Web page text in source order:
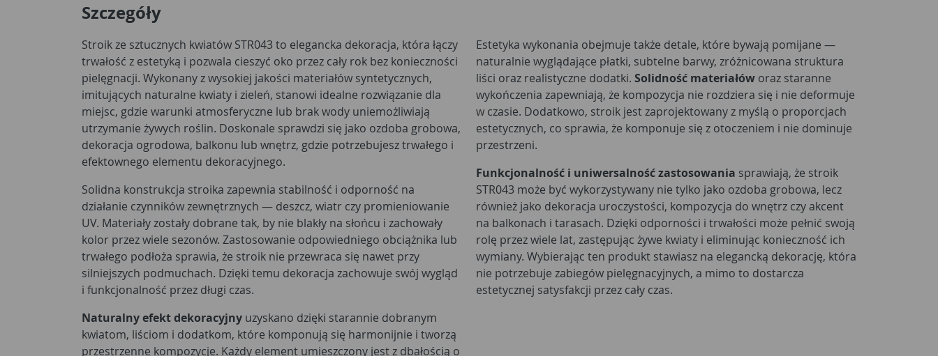
Szczegóły
Stroik ze sztucznych kwiatów STR043 to elegancka dekoracja, która łączy
trwałość z estetyką i pozwala cieszyć oko przez cały rok bez konieczności
pielęgnacji. Wykonany z wysokiej jakości materiałów syntetycznych,
imitujących naturalne kwiaty i zieleń, stanowi idealne rozwiązanie dla
miejsc, gdzie warunki atmosferyczne lub brak wody uniemożliwiają
utrzymanie żywych roślin. Doskonale sprawdzi się jako ozdoba grobowa,
dekoracja ogrodowa, balkonu lub wnętrz, gdzie potrzebujesz trwałego i
efektownego elementu dekoracyjnego.
Solidna konstrukcja stroika zapewnia stabilność i odporność na
działanie czynników zewnętrznych — deszcz, wiatr czy promieniowanie
UV. Materiały zostały dobrane tak, by nie blakły na słońcu i zachowały
kolor przez wiele sezonów. Zastosowanie odpowiedniego obciążnika lub
trwałego podłoża sprawia, że stroik nie przewraca się nawet przy
silniejszych podmuchach. Dzięki temu dekoracja zachowuje swój wygląd
i funkcjonalność przez długi czas.
Naturalny efekt dekoracyjny uzyskano dzięki starannie dobranym
kwiatom, liściom i dodatkom, które komponują się harmonijnie i tworzą
przestrzenne kompozycje. Każdy element umieszczony jest z dbałością o
Estetyka wykonania obejmuje także detale, które bywają pomijane —
naturalnie wyglądające płatki, subtelne barwy, zróżnicowana struktura
liści oraz realistyczne dodatki. Solidność materiałów oraz staranne
wykończenia zapewniają, że kompozycja nie rozdziera się i nie deformuje
w czasie. Dodatkowo, stroik jest zaprojektowany z myślą o proporcjach
estetycznych, co sprawia, że komponuje się z otoczeniem i nie dominuje
przestrzeni.
Funkcjonalność i uniwersalność zastosowania sprawiają, że stroik
STR043 może być wykorzystywany nie tylko jako ozdoba grobowa, lecz
również jako dekoracja uroczystości, kompozycja do wnętrz czy akcent
na balkonach i tarasach. Dzięki odporności i trwałości może pełnić swoją
rolę przez wiele lat, zastępując żywe kwiaty i eliminując konieczność ich
wymiany. Wybierając ten produkt stawiasz na elegancką dekorację, która
nie potrzebuje zabiegów pielęgnacyjnych, a mimo to dostarcza
estetycznej satysfakcji przez cały czas.